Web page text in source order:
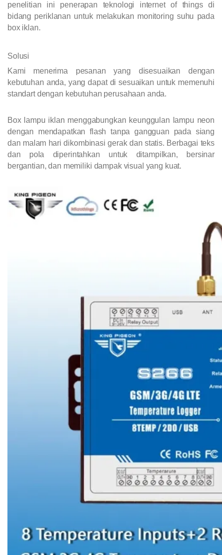
penelitian ini penerapan teknologi internet of things di
bidang periklanan untuk melakukan monitoring suhu pada
box iklan.
Solusi
Kami menerima pesanan yang disesuaikan dengan
kebutuhan anda, yang dapat di sesuaikan untuk memenuhi
standart dengan kebutuhan perusahaan anda.
Box lampu iklan menggabungkan keunggulan lampu neon
dengan mendapatkan flash tanpa gangguan pada siang
dan malam hari dikombinasi gerak dan statis. Berbagai teks
dan pola diperintahkan untuk ditampilkan, bersinar
bergantian, dan memiliki dampak visual yang kuat.